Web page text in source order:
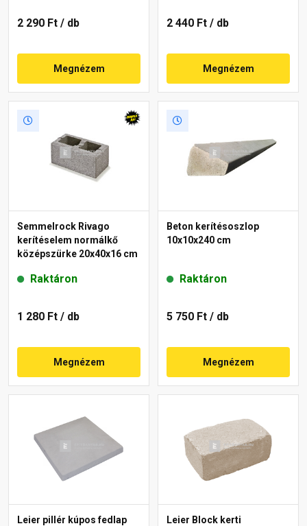
2 290 Ft / db
Megnézem
2 440 Ft / db
Megnézem
Semmelrock Rivago
kerítéselem normálkő
középszürke 20x40x16 cm
Raktáron
1 280 Ft / db
Megnézem
Beton kerítésoszlop
10x10x240 cm
Raktáron
5 750 Ft / db
Megnézem
Leier pillér kúpos fedlap
Leier Block kerti